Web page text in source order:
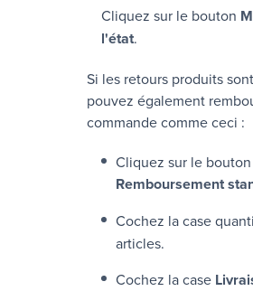
Cliquez sur le bouton
l'état.
Si les retours produits
pouvez également
commande comme ceci :
Cliquez sur le bouton
Remboursement
Cochez la case
articles.
Cochez la case